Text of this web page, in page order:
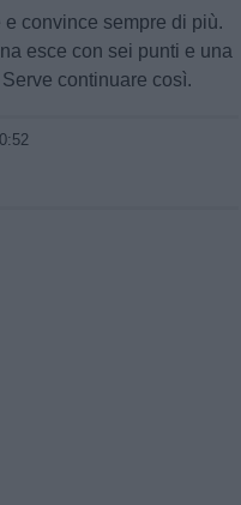
e convince sempre di più.
esce con sei punti e una
continuare così.